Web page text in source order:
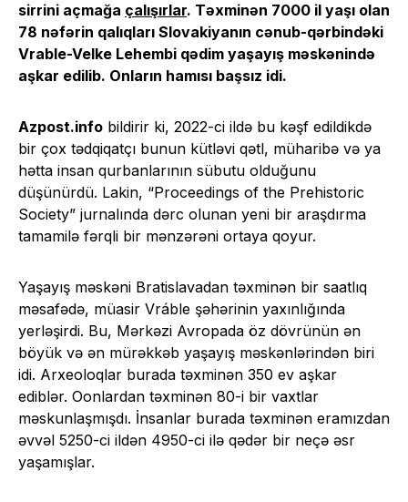
sirrini açmağa çalışırlar. Təxminən 7000 il yaşı olan
78 nəfərin qalıqları Slovakiyanın cənub-qərbindəki
Vrable-Velke Lehembi qədim yaşayış məskənində
aşkar edilib. Onların hamısı başsız idi.
Azpost.info bildirir ki, 2022-ci ildə bu kəşf edildikdə
bir çox tədqiqatçı bunun kütləvi qətl, müharibə və ya
hətta insan qurbanlarının sübutu olduğunu
düşünürdü. Lakin, “Proceedings of the Prehistoric
Society” jurnalında dərc olunan yeni bir araşdırma
tamamilə fərqli bir mənzərəni ortaya qoyur.
Yaşayış məskəni Bratislavadan təxminən bir saatlıq
məsafədə, müasir Vráble şəhərinin yaxınlığında
yerləşirdi. Bu, Mərkəzi Avropada öz dövrünün ən
böyük və ən mürəkkəb yaşayış məskənlərindən biri
idi. Arxeoloqlar burada təxminən 350 ev aşkar
ediblər. Oonlardan təxminən 80-i bir vaxtlar
məskunlaşmışdı. İnsanlar burada təxminən eramızdan
əvvəl 5250-ci ildən 4950-ci ilə qədər bir neçə əsr
yaşamışlar.